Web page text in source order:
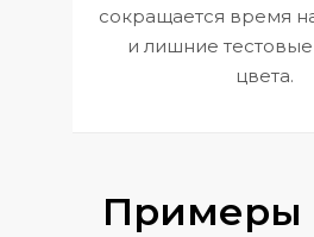
сокращается время
и лишние
цвета.
Примеры